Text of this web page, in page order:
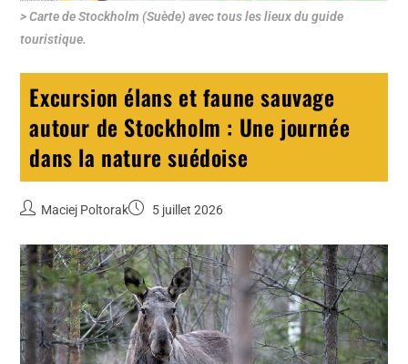
> Carte de Stockholm (Suède) avec tous les lieux du guide
touristique.
Excursion élans et faune sauvage
autour de Stockholm : Une journée
dans la nature suédoise
Maciej Poltorak 5 juillet 2026